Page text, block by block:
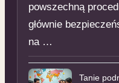
powszechną
głównie
na …
Tanie